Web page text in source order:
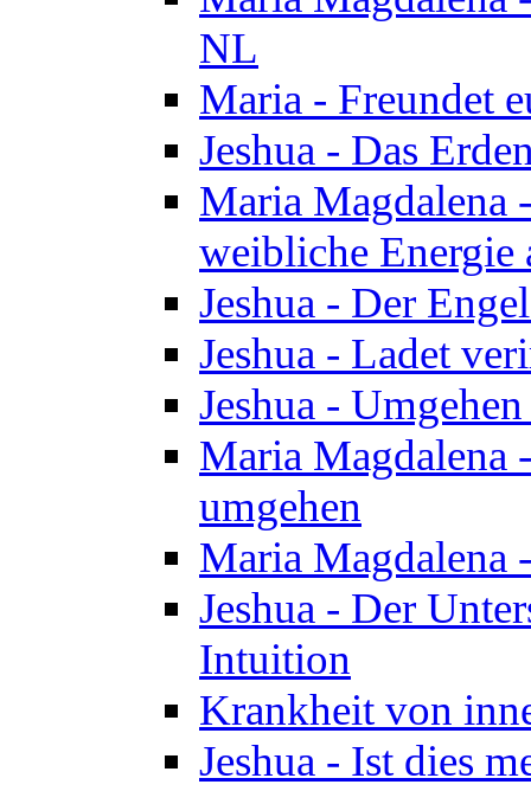
NL
Maria - Freundet
Jeshua - Das
Maria Magdalena
weibliche Energie
Jeshua - Der
Jeshua - Ladet
Jeshua -
Maria Magdalena
umgehen
Maria Magdalena
Jeshua - Der
Intuition
Krankheit von
Jeshua - Ist dies